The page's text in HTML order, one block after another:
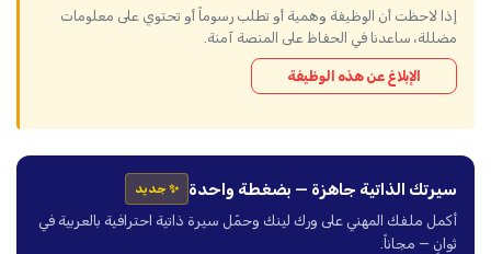
إذا لاحظت أن الوظيفة وهمية أو تطلب رسوماً أو تحتوي على معلومات
مضللة، ساعدنا في الحفاظ على المنصة آمنة.
الإبلاغ عن هذه الوظيفة
سيرتك الذاتية جاهزة — بضغطة واحدة ✨ جديد
أكمل ملفك المهني على ورك لينك وحمّل سيرة ذاتية احترافية بالعربية في
ثوانٍ — مجاناً.